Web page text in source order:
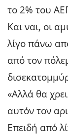
το 2% του
Και ναι, οι
λίγο πάνω
από τον
«Αλλά θα
αυτόν τον
Επειδή από